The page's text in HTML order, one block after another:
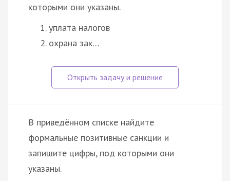
которыми они указаны.
уплата налогов
охрана зак…
В приведённом списке найдите
формальные позитивные санкции и
запишите цифры, под которыми они
указаны.